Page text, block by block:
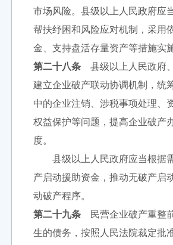
市场风险。县级以上人民政府应
帮扶纾困和风险应对机制，采用
金、支持盘活存量资产等措施实
第二十八条 县级以上人民政府
建立企业破产联动协调机制，统
中的企业注销、涉税事项处理、
权益保护等问题，提高企业破产
度。
县级以上人民政府应当根据
产启动援助资金，推动无破产启
动破产程序。
第二十九条 民营企业破产重整
生的债务，按照人民法院裁定批